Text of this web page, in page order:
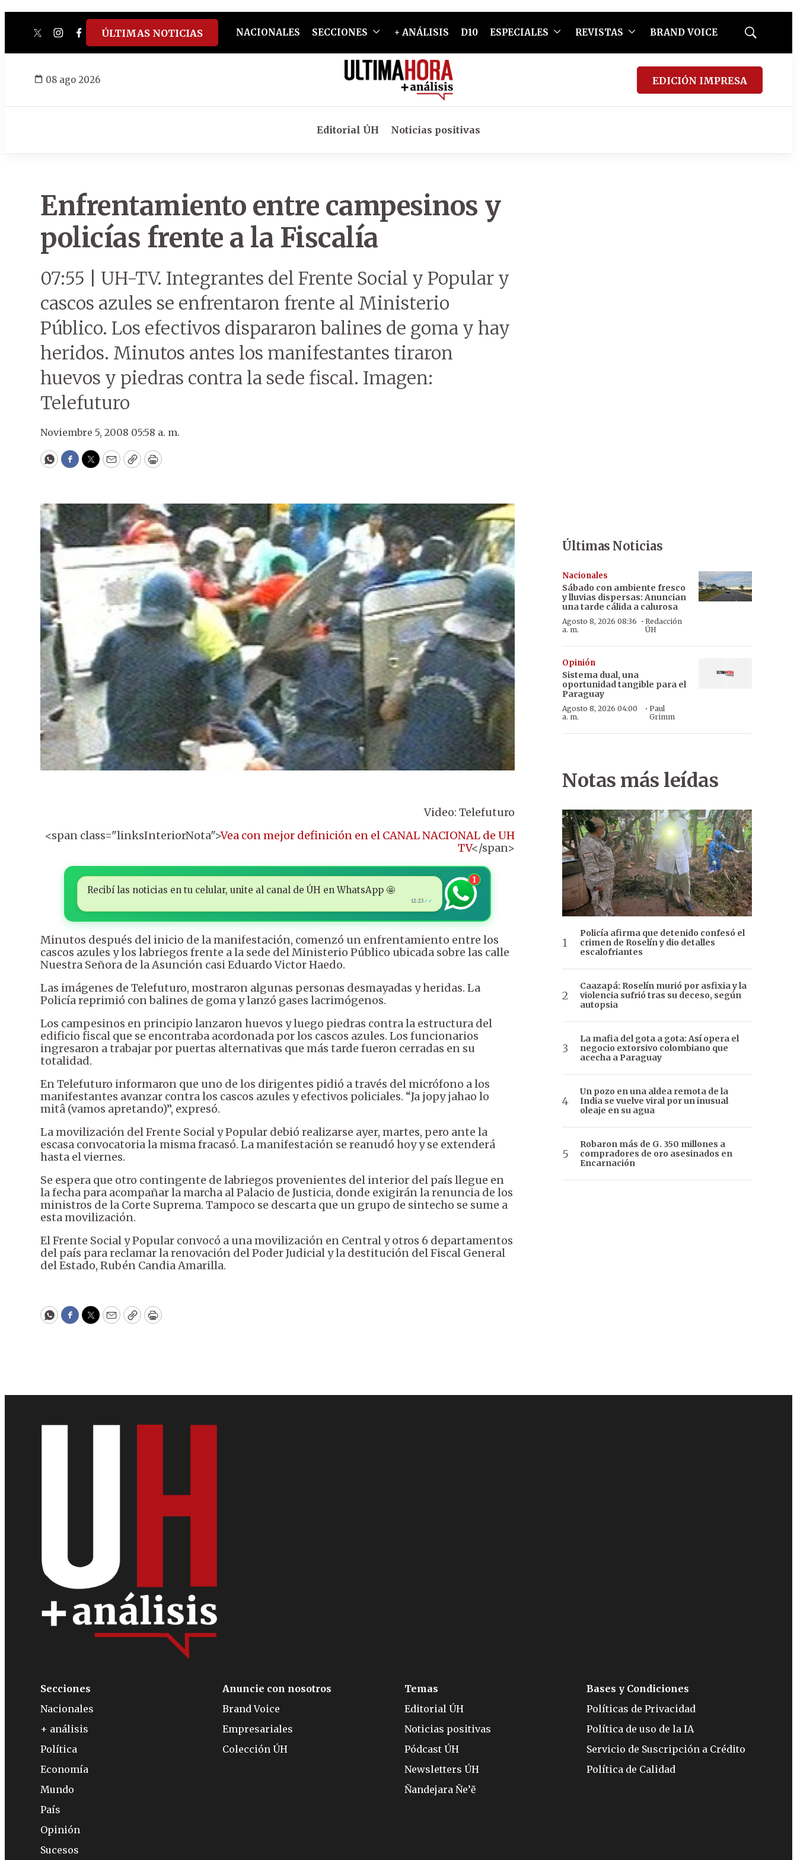
twitterinstagram
facebook
tiktokyoutube
spotify
ÚLTIMAS NOTICIAS NACIONALES SECCIONES + ANÁLISIS D10 ESPECIALES REVISTAS BRAND VOICE
Mostrar
08 ago 2026 EDICIÓN IMPRESA
Editorial ÚH Noticias positivas
Enfrentamiento entre campesinos y
policías frente a la Fiscalía
07:55 | UH-TV. Integrantes del Frente Social y Popular y
cascos azules se enfrentaron frente al Ministerio
Público. Los efectivos dispararon balines de goma y hay
heridos. Minutos antes los manifestantes tiraron
huevos y piedras contra la sede fiscal. Imagen:
Telefuturo
Noviembre 5, 2008 05:58 a. m.
WhatsApp
Facebook
Twitter
EmailCopyPrint
Video: Telefuturo
<span class="linksInteriorNota">Vea con mejor definición en el CANAL NACIONAL de UH
TV</span>
Recibí las noticias en tu celular, unite al canal de ÚH en WhatsApp 🤩
12:23 ✓✓
1
Minutos después del inicio de la manifestación, comenzó un enfrentamiento entre los
cascos azules y los labriegos frente a la sede del Ministerio Público ubicada sobre las calle
Nuestra Señora de la Asunción casi Eduardo Victor Haedo.
Las imágenes de Telefuturo, mostraron algunas personas desmayadas y heridas. La
Policía reprimió con balines de goma y lanzó gases lacrimógenos.
Los campesinos en principio lanzaron huevos y luego piedras contra la estructura del
edificio fiscal que se encontraba acordonada por los cascos azules. Los funcionarios
ingresaron a trabajar por puertas alternativas que más tarde fueron cerradas en su
totalidad.
En Telefuturo informaron que uno de los dirigentes pidió a través del micrófono a los
manifestantes avanzar contra los cascos azules y efectivos policiales. “Ja jopy jahao lo
mitâ (vamos apretando)”, expresó.
La movilización del Frente Social y Popular debió realizarse ayer, martes, pero ante la
escasa convocatoria la misma fracasó. La manifestación se reanudó hoy y se extenderá
hasta el viernes.
Se espera que otro contingente de labriegos provenientes del interior del país llegue en
la fecha para acompañar la marcha al Palacio de Justicia, donde exigirán la renuncia de los
ministros de la Corte Suprema. Tampoco se descarta que un grupo de sintecho se sume a
esta movilización.
El Frente Social y Popular convocó a una movilización en Central y otros 6 departamentos
del país para reclamar la renovación del Poder Judicial y la destitución del Fiscal General
del Estado, Rubén Candia Amarilla.
WhatsApp
Facebook
Twitter
EmailCopyPrint
Últimas Noticias
Nacionales
Sábado con ambiente fresco
y lluvias dispersas: Anuncian
una tarde cálida a calurosa
Agosto 8, 2026 08:36
a. m.
·Redacción
ÚH
Opinión
Sistema dual, una
oportunidad tangible para el
Paraguay
Agosto 8, 2026 04:00
a. m.
·Paul
Grimm
Notas más leídas
Policía afirma que detenido confesó el
crimen de Roselín y dio detalles
escalofriantes
Caazapá: Roselín murió por asfixia y la
violencia sufrió tras su deceso, según
autopsia
La mafia del gota a gota: Así opera el
negocio extorsivo colombiano que
acecha a Paraguay
Un pozo en una aldea remota de la
India se vuelve viral por un inusual
oleaje en su agua
Robaron más de G. 350 millones a
compradores de oro asesinados en
Encarnación
Secciones
Nacionales
+ análisis
Política
Economía
Mundo
País
Opinión
Sucesos
Anuncie con nosotros
Brand Voice
Empresariales
Colección ÚH
Temas
Editorial ÚH
Noticias positivas
Pódcast ÚH
Newsletters ÚH
Ñandejara Ñe’ẽ
Bases y Condiciones
Políticas de Privacidad
Política de uso de la IA
Servicio de Suscripción a Crédito
Política de Calidad